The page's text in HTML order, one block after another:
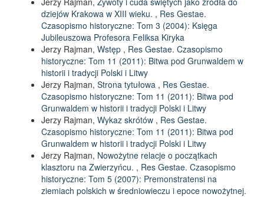
dziejów Krakowa w XIII wieku. , Res Gestae.
Czasopismo historyczne: Tom 3 (2004): Księga
Jubileuszowa Profesora Feliksa Kiryka
Jerzy Rajman, Wstęp , Res Gestae. Czasopismo
historyczne: Tom 11 (2011): Bitwa pod Grunwaldem w
historii i tradycji Polski i Litwy
Jerzy Rajman, Strona tytułowa , Res Gestae.
Czasopismo historyczne: Tom 11 (2011): Bitwa pod
Grunwaldem w historii i tradycji Polski i Litwy
Jerzy Rajman, Wykaz skrótów , Res Gestae.
Czasopismo historyczne: Tom 11 (2011): Bitwa pod
Grunwaldem w historii i tradycji Polski i Litwy
Jerzy Rajman, Nowożytne relacje o początkach
klasztoru na Zwierzyńcu. , Res Gestae. Czasopismo
historyczne: Tom 5 (2007): Premonstratensi na
ziemiach polskich w średniowieczu i epoce nowożytnej.